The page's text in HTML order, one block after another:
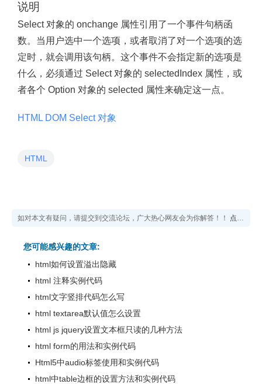
说明
Select 对象的 onchange 属性引用了一个事件句柄函
数。当用户选中一个选项，或者取消了对一个选项的选
定时，就会调用该句柄。这个事件不会指定新的选项是
什么，必须通过 Select 对象的 selectedIndex 属性，或
者各个 Option 对象的 selected 属性来确定这一点。
HTML DOM Select 对象
HTML
如对本文有疑问，请提交到交流论坛，广大热心网友会为你解答！！ 点击进入论坛
您可能感兴趣的文章:
html如何设置溢出隐藏
html 注释实例代码
html文字竖排代码怎么写
html textarea默认值怎么设置
html js jquery设置文本框只读的几种方法
html form的用法和实例代码
Html5中audio标签使用和实例代码
html中table边框的设置方法和实例代码